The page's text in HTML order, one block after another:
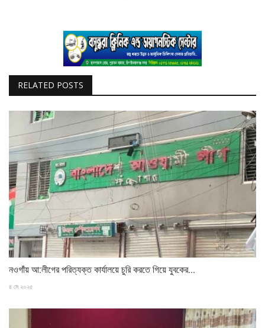
RELATED POSTS
নওগাঁয় আ:লীগের পরিত্যক্ত কার্যালয়ে চুরি করতে গিয়ে যুবকের...
৪ মে ২০২৫